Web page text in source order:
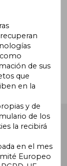
de sus
que
en la
y de
de los
la recibirá
en el mes
Europeo